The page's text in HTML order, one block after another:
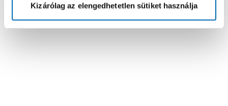
Kizárólag az elengedhetetlen sütiket használja